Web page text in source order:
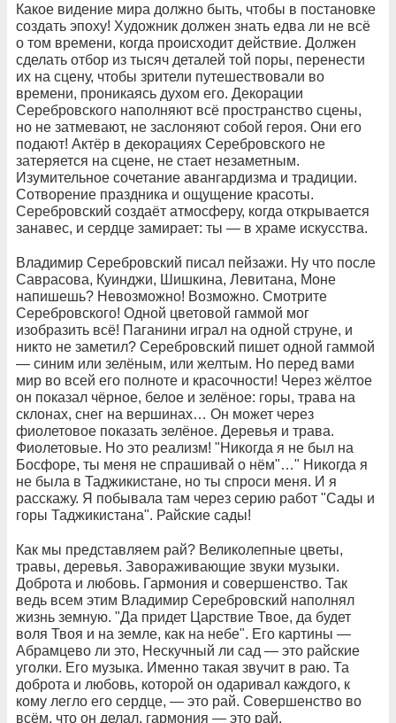
Какое видение мира должно быть, чтобы в постановке
создать эпоху! Художник должен знать едва ли не всё
о том времени, когда происходит действие. Должен
сделать отбор из тысяч деталей той поры, перенести
их на сцену, чтобы зрители путешествовали во
времени, проникаясь духом его. Декорации
Серебровского наполняют всё пространство сцены,
но не затмевают, не заслоняют собой героя. Они его
подают! Актёр в декорациях Серебровского не
затеряется на сцене, не стает незаметным.
Изумительное сочетание авангардизма и традиции.
Сотворение праздника и ощущение красоты.
Серебровский создаёт атмосферу, когда открывается
занавес, и сердце замирает: ты — в храме искусства.
Владимир Серебровский писал пейзажи. Ну что после
Саврасова, Куинджи, Шишкина, Левитана, Моне
напишешь? Невозможно! Возможно. Смотрите
Серебровского! Одной цветовой гаммой мог
изобразить всё! Паганини играл на одной струне, и
никто не заметил? Серебровский пишет одной гаммой
— синим или зелёным, или желтым. Но перед вами
мир во всей его полноте и красочности! Через жёлтое
он показал чёрное, белое и зелёное: горы, трава на
склонах, снег на вершинах… Он может через
фиолетовое показать зелёное. Деревья и трава.
Фиолетовые. Но это реализм! "Никогда я не был на
Босфоре, ты меня не спрашивай о нём"…" Никогда я
не была в Таджикистане, но ты спроси меня. И я
расскажу. Я побывала там через серию работ "Сады и
горы Таджикистана". Райские сады!
Как мы представляем рай? Великолепные цветы,
травы, деревья. Завораживающие звуки музыки.
Доброта и любовь. Гармония и совершенство. Так
ведь всем этим Владимир Серебровский наполнял
жизнь земную. "Да придет Царствие Твое, да будет
воля Твоя и на земле, как на небе". Его картины —
Абрамцево ли это, Нескучный ли сад — это райские
уголки. Его музыка. Именно такая звучит в раю. Та
доброта и любовь, которой он одаривал каждого, к
кому легло его сердце, — это рай. Совершенство во
всём, что он делал, гармония — это рай.